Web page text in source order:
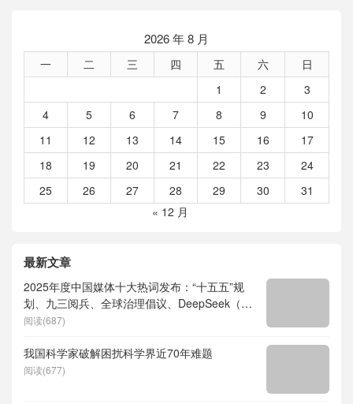
2026 年 8 月
一 二 三 四 五 六
日
1
2
3
4
5 6 7 8 9
10
11
12 13 14 15 16
17
18
19 20 21 22 23
24
25
26 27 28 29 30
31
« 12 月
最新文章
2025年度中国媒体十大热词发布：“十五五”规
划、九三阅兵、全球治理倡议、DeepSeek（深
度求索）、人形机器人、苏超、票根经济、育
阅读(687)
我国科学家破解困扰科学界近70年难题
阅读(677)